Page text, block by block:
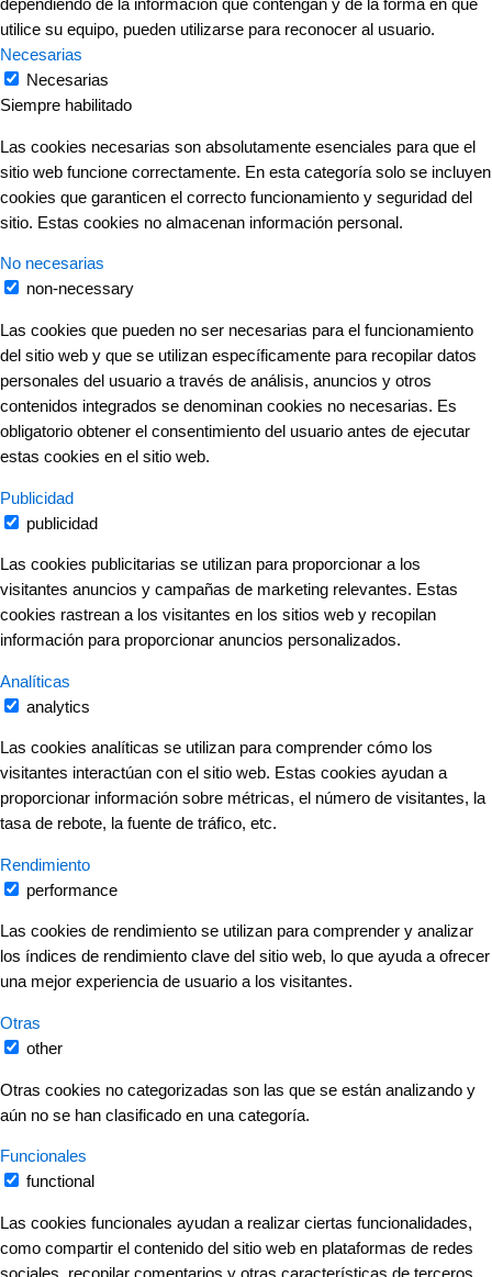
dependiendo de la información que contengan y de la forma en que
utilice su equipo, pueden utilizarse para reconocer al usuario.
Necesarias
Necesarias
Siempre habilitado
Las cookies necesarias son absolutamente esenciales para que el
sitio web funcione correctamente. En esta categoría solo se incluyen
cookies que garanticen el correcto funcionamiento y seguridad del
sitio. Estas cookies no almacenan información personal.
No necesarias
non-necessary
Las cookies que pueden no ser necesarias para el funcionamiento
del sitio web y que se utilizan específicamente para recopilar datos
personales del usuario a través de análisis, anuncios y otros
contenidos integrados se denominan cookies no necesarias. Es
obligatorio obtener el consentimiento del usuario antes de ejecutar
estas cookies en el sitio web.
Publicidad
publicidad
Las cookies publicitarias se utilizan para proporcionar a los
visitantes anuncios y campañas de marketing relevantes. Estas
cookies rastrean a los visitantes en los sitios web y recopilan
información para proporcionar anuncios personalizados.
Analíticas
analytics
Las cookies analíticas se utilizan para comprender cómo los
visitantes interactúan con el sitio web. Estas cookies ayudan a
proporcionar información sobre métricas, el número de visitantes, la
tasa de rebote, la fuente de tráfico, etc.
Rendimiento
performance
Las cookies de rendimiento se utilizan para comprender y analizar
los índices de rendimiento clave del sitio web, lo que ayuda a ofrecer
una mejor experiencia de usuario a los visitantes.
Otras
other
Otras cookies no categorizadas son las que se están analizando y
aún no se han clasificado en una categoría.
Funcionales
functional
Las cookies funcionales ayudan a realizar ciertas funcionalidades,
como compartir el contenido del sitio web en plataformas de redes
sociales, recopilar comentarios y otras características de terceros.